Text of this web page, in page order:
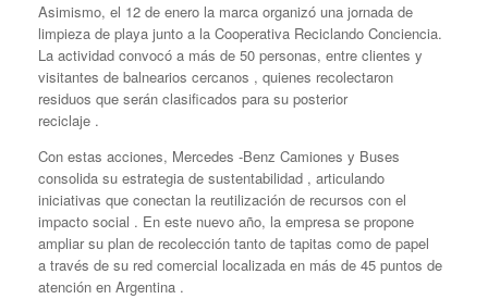
Asimismo, el 12 de enero la marca organizó una jornada de
limpieza de playa junto a la Cooperativa Reciclando Conciencia.
La actividad convocó a más de 50 personas, entre clientes y
visitantes de balnearios cercanos , quienes recolectaron
residuos que serán clasificados para su posterior
reciclaje .
Con estas acciones, Mercedes -Benz Camiones y Buses
consolida su estrategia de sustentabilidad , articulando
iniciativas que conectan la reutilización de recursos con el
impacto social . En este nuevo año, la empresa se propone
ampliar su plan de recolección tanto de tapitas como de papel
a través de su red comercial localizada en más de 45 puntos de
atención en Argentina .